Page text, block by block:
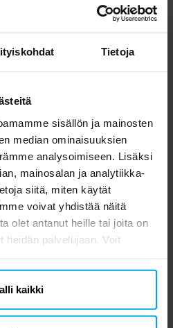
Tietoja
sisällön ja mainosten
median ominaisuuksien
analysoimiseen. Lisäksi
mainosalan ja analytiikka-
siitä, miten käytät
voivat yhdistää näitä
olet antanut heille tai joita on
heidän palvelujaan. Voit
kaikki